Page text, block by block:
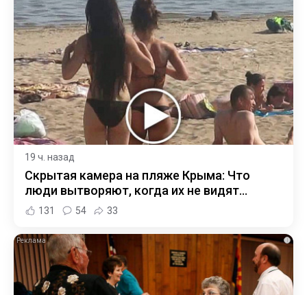
19 ч. назад
Скрытая камера на пляже Крыма: Что
люди вытворяют, когда их не видят...
131 54 33
i